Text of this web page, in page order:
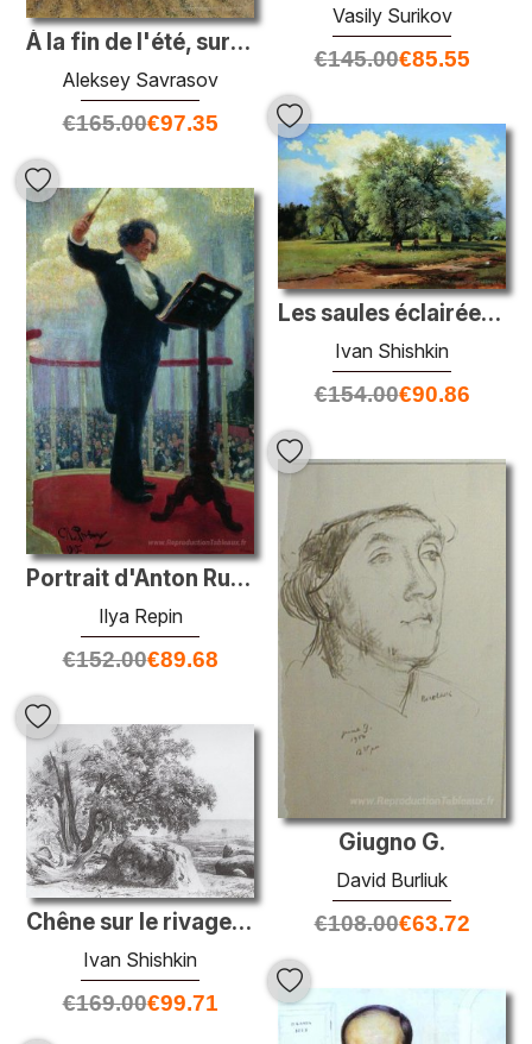
Vasily Surikov
€145.00€85.55
À la fin de l'été, sur la Volga
Aleksey Savrasov
€165.00€97.35
Les saules éclairées par le soleil
Ivan Shishkin
€154.00€90.86
Portrait d'Anton Rubinstein
Ilya Repin
€152.00€89.68
Giugno G.
David Burliuk
€108.00€63.72
Chêne sur le rivage du golfe de Finlande
Ivan Shishkin
€169.00€99.71